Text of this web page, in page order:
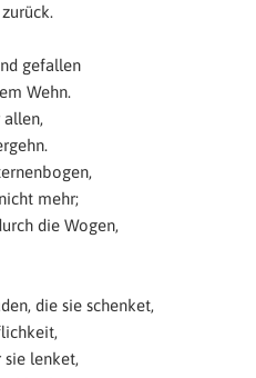
gefallen
Wehn.
allen,
mehr;
die Wogen,
die sie schenket,
sie lenket,